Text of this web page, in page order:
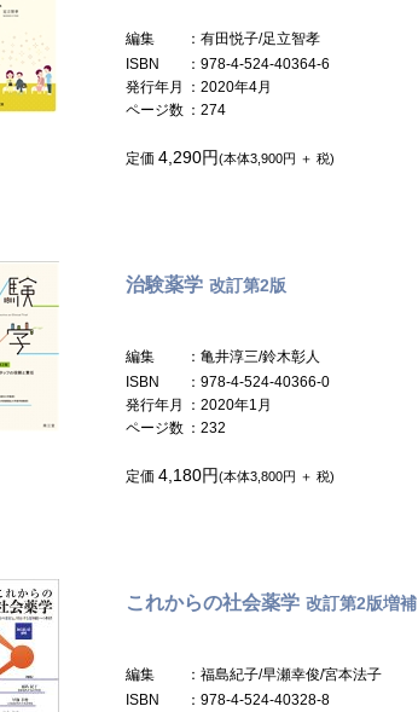
編集
：有田悦子/足立智孝
ISBN
：978-4-524-40364-6
発行年月
：2020年4月
ページ数 ：274
定価 4,290円(本体3,900円 ＋ 税)
治験薬学 改訂第2版
編集
：亀井淳三/鈴木彰人
ISBN
：978-4-524-40366-0
発行年月
：2020年1月
ページ数 ：232
定価 4,180円(本体3,800円 ＋ 税)
これからの社会薬学 改訂第2版増補
編集
：福島紀子/早瀬幸俊/宮本法子
ISBN
：978-4-524-40328-8